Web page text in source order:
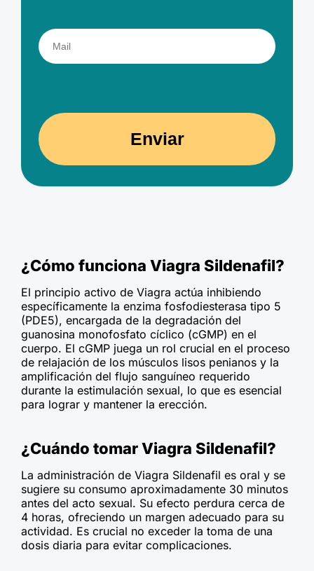
Enviar
¿Cómo funciona Viagra Sildenafil?
El principio activo de Viagra actúa inhibiendo
específicamente la enzima fosfodiesterasa tipo 5
(PDE5), encargada de la degradación del
guanosina monofosfato cíclico (cGMP) en el
cuerpo. El cGMP juega un rol crucial en el proceso
de relajación de los músculos lisos penianos y la
amplificación del flujo sanguíneo requerido
durante la estimulación sexual, lo que es esencial
para lograr y mantener la erección.
¿Cuándo tomar Viagra Sildenafil?
La administración de Viagra Sildenafil es oral y se
sugiere su consumo aproximadamente 30 minutos
antes del acto sexual. Su efecto perdura cerca de
4 horas, ofreciendo un margen adecuado para su
actividad. Es crucial no exceder la toma de una
dosis diaria para evitar complicaciones.